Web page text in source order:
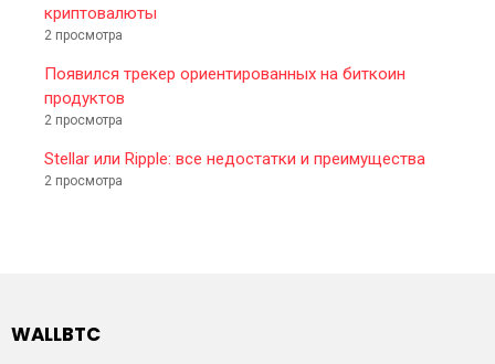
криптовалюты
2 просмотра
Появился трекер ориентированных на биткоин
продуктов
2 просмотра
Stellar или Ripple: все недостатки и преимущества
2 просмотра
WALLBTC